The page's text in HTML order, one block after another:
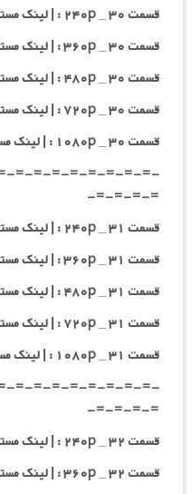
قسمت ۳۰ _ ۲۴۰p : | لینک مستقیم |دوبله فارسی
قسمت ۳۰ _ ۳۶۰p : | لینک مستقیم |دوبله فارسی
قسمت ۳۰ _ ۴۸۰p : | لینک مستقیم |دوبله فارسی
قسمت ۳۰ _ ۷۲۰p : | لینک مستقیم |دوبله فارسی
قسمت ۳۰ _ ۱۰۸۰p : | لینک مستقیم | دوبله فارسی
=-=-=-=-=-=-=-=-
=-=-=-=-
قسمت ۳۱ _ ۲۴۰p : | لینک مستقیم |دوبله فارسی
قسمت ۳۱ _ ۳۶۰p : | لینک مستقیم |دوبله فارسی
قسمت ۳۱ _ ۴۸۰p : | لینک مستقیم |دوبله فارسی
قسمت ۳۱ _ ۷۲۰p : | لینک مستقیم |دوبله فارسی
قسمت ۳۱ _ ۱۰۸۰p : | لینک مستقیم | دوبله فارسی
=-=-=-=-=-=-=-=-
=-=-=-=-
قسمت ۳۲ _ ۲۴۰p : | لینک مستقیم |دوبله فارسی
قسمت ۳۲ _ ۳۶۰p : | لینک مستقیم |دوبله فارسی